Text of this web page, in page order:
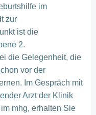
im
zur
ist die
2.
die Gelegenheit, die
vor der
Im Gespräch mit
Arzt der Klinik
mhg, erhalten Sie